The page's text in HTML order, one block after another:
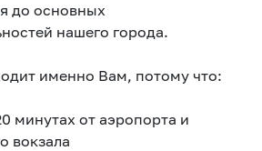
до основных
нашего города.
именно Вам, потому что:
минутах от аэропорта и
вокзала